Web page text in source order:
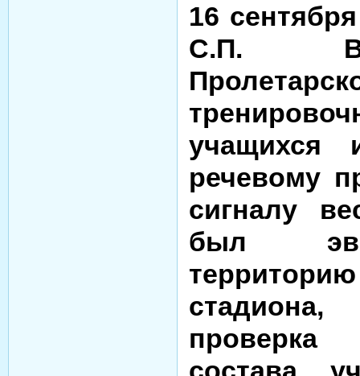
16
С.П.
учащихся
речевому
сигналу
был
проверка